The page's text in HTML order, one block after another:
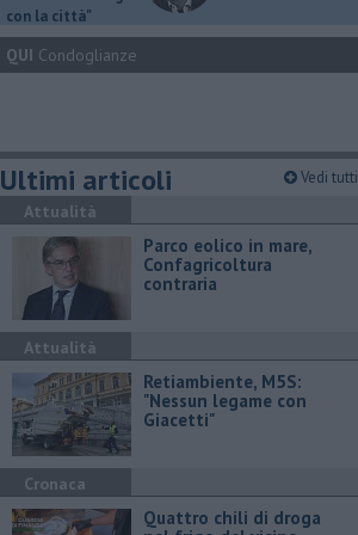
con la città"
QUI Condoglianze
Ultimi articoli Vedi tutti
Attualità
Parco eolico in mare,
Confagricoltura
contraria
Attualità
Retiambiente, M5S:
"Nessun legame con
Giacetti"
Cronaca
Quattro chili di droga